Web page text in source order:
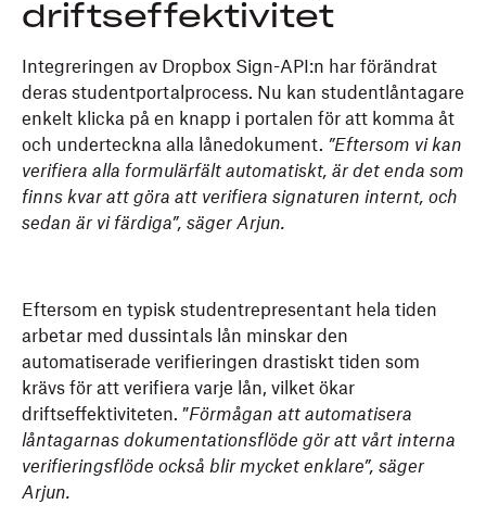
driftseffektivitet
Integreringen av Dropbox Sign-API:n har förändrat
deras studentportalprocess. Nu kan studentlåntagare
enkelt klicka på en knapp i portalen för att komma åt
och underteckna alla lånedokument. ”Eftersom vi kan
verifiera alla formulärfält automatiskt, är det enda som
finns kvar att göra att verifiera signaturen internt, och
sedan är vi färdiga”, säger Arjun.
Eftersom en typisk studentrepresentant hela tiden
arbetar med dussintals lån minskar den
automatiserade verifieringen drastiskt tiden som
krävs för att verifiera varje lån, vilket ökar
driftseffektiviteten. ”Förmågan att automatisera
låntagarnas dokumentationsflöde gör att vårt interna
verifieringsflöde också blir mycket enklare”, säger
Arjun.